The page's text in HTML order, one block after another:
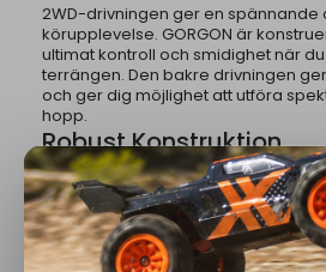
2WD-drivningen ger en spännande
körupplevelse. GORGON är
ultimat kontroll och smidighet när
terrängen. Den bakre drivningen
och ger dig möjlighet att utföra
hopp.
Robust Konstruktion
Byggd för att klara de tuffaste
GORGON utrustad med en robust
påfrestningar. Den tåliga ramen
skydd mot stötar och kollisioner,